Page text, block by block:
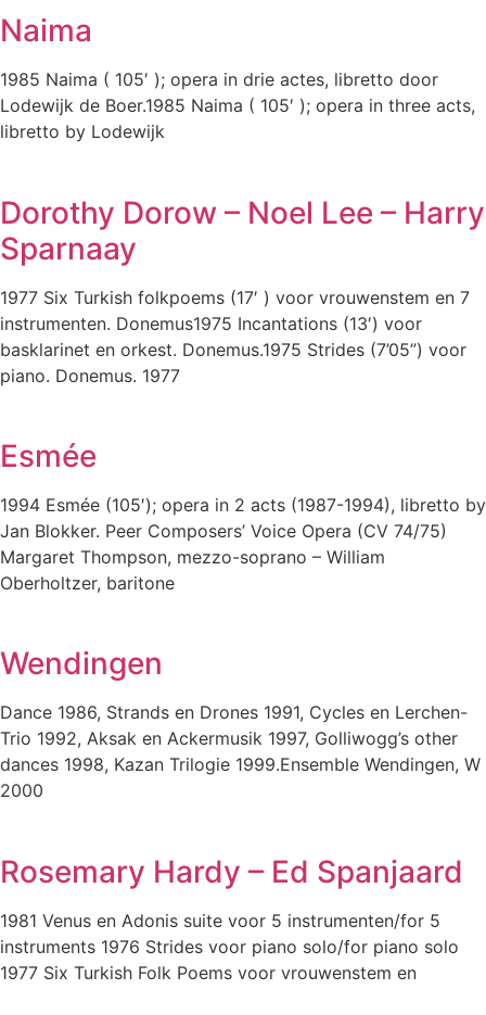
Naima
1985 Naima ( 105′ ); opera in drie actes, libretto door
Lodewijk de Boer.1985 Naima ( 105′ ); opera in three acts,
libretto by Lodewijk
Dorothy Dorow – Noel Lee – Harry
Sparnaay
1977 Six Turkish folkpoems (17′ ) voor vrouwenstem en 7
instrumenten. Donemus1975 Incantations (13′) voor
basklarinet en orkest. Donemus.1975 Strides (7’05”) voor
piano. Donemus. 1977
Esmée
1994 Esmée (105′); opera in 2 acts (1987-1994), libretto by
Jan Blokker. Peer Composers’ Voice Opera (CV 74/75)
Margaret Thompson, mezzo-soprano – William
Oberholtzer, baritone
Wendingen
Dance 1986, Strands en Drones 1991, Cycles en Lerchen-
Trio 1992, Aksak en Ackermusik 1997, Golliwogg’s other
dances 1998, Kazan Trilogie 1999.Ensemble Wendingen, W
2000
Rosemary Hardy – Ed Spanjaard
1981 Venus en Adonis suite voor 5 instrumenten/for 5
instruments 1976 Strides voor piano solo/for piano solo
1977 Six Turkish Folk Poems voor vrouwenstem en